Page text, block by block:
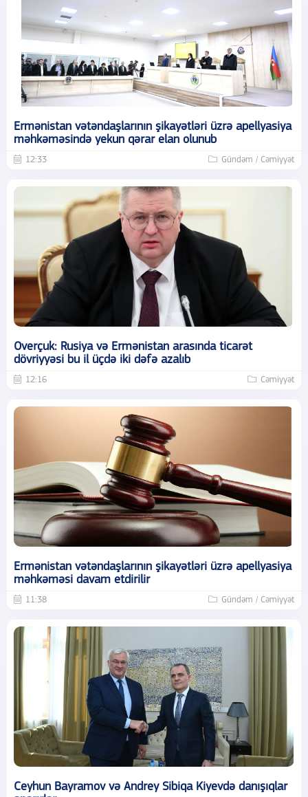
Ermənistan vətəndaşlarının şikayətləri üzrə apellyasiya
məhkəməsində yekun qərar elan olunub
12:33 Gündəm / Cəmiyyət
Overçuk: Rusiya və Ermənistan arasında ticarət
dövriyyəsi bu il üçdə iki dəfə azalıb
12:16 Cəmiyyət
Ermənistan vətəndaşlarının şikayətləri üzrə apellyasiya
məhkəməsi davam etdirilir
11:38 Gündəm / Cəmiyyət
Ceyhun Bayramov və Andrey Sibiqa Kiyevdə danışıqlar